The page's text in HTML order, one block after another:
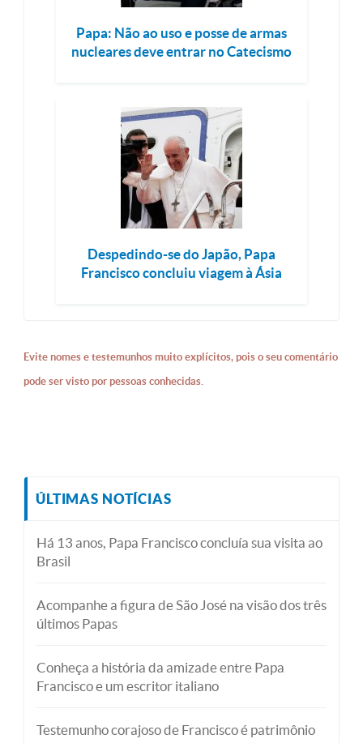
Papa: Não ao uso e posse de armas
nucleares deve entrar no Catecismo
Despedindo-se do Japão, Papa
Francisco concluiu viagem à Ásia
Evite nomes e testemunhos muito explícitos, pois o seu comentário
pode ser visto por pessoas conhecidas.
ÚLTIMAS NOTÍCIAS
Há 13 anos, Papa Francisco concluía sua visita ao
Brasil
Acompanhe a figura de São José na visão dos três
últimos Papas
Conheça a história da amizade entre Papa
Francisco e um escritor italiano
Testemunho corajoso de Francisco é patrimônio